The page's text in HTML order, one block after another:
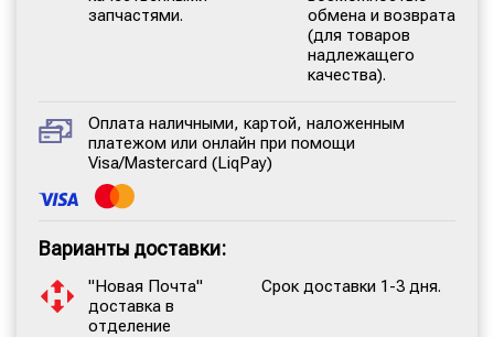
запчастями.
обмена и возврата
(для товаров
надлежащего
качества).
Оплата наличными, картой, наложенным
платежом или онлайн при помощи
Visa/Mastercard (LiqPay)
Варианты доставки:
"Новая Почта"
доставка в
отделение
Срок доставки 1-3 дня.